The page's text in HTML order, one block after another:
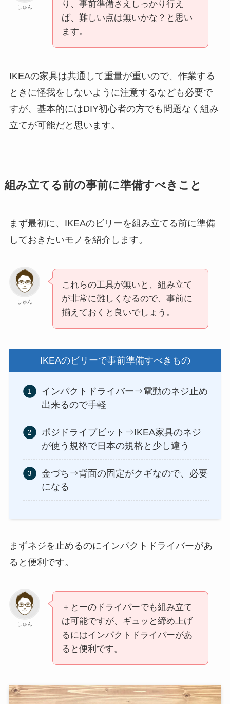
しゅん
り、事前準備さえしっかり行え
ば、難しい点は無いかな？と思い
ます。
IKEAの家具は共通して重量が重いので、作業する
ときに怪我をしないように注意するなども必要で
すが、基本的にはDIY初心者の方でも問題なく組み
立てが可能だと思います。
組み立てる前の事前に準備すべきこと
まず最初に、IKEAのビリーを組み立てる前に準備
しておきたいモノを紹介します。
しゅん
これらの工具が無いと、組み立て
が非常に難しくなるので、事前に
揃えておくと良いでしょう。
IKEAのビリーで事前準備すべきもの
インパクトドライバー⇒電動のネジ止め
出来るので手軽
ポジドライブビット⇒IKEA家具のネジ
が使う規格で日本の規格と少し違う
金づち⇒背面の固定がクギなので、必要
になる
まずネジを止めるのにインパクトドライバーがあ
ると便利です。
しゅん
＋とーのドライバーでも組み立て
は可能ですが、ギュッと締め上げ
るにはインパクトドライバーがあ
ると便利です。